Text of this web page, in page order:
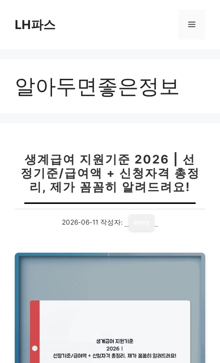
LH파스 메
알아두면좋은정보
생계급여 지원기준 2026 | 선
정기준/급여액 + 신청자격 총정
리, 제가 꼼꼼히 알려드려요!
2026-06-11 작성자: